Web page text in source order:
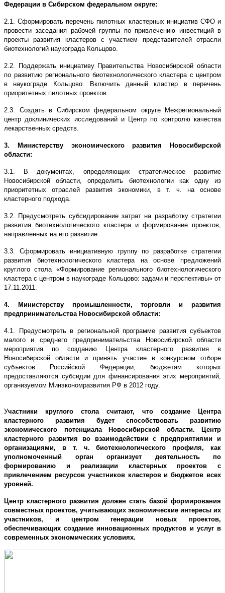
Федерации в Сибирском федеральном округе:
2.1. Сформировать перечень пилотных кластерных инициатив СФО и
провести заседания рабочей группы по привлечению инвестиций в
проекты развития кластеров с участием представителей отрасли
биотехнологий наукограда Кольцово.
2.2. Поддержать инициативу Правительства Новосибирской области
по развитию регионального биотехнологического кластера с центром
в наукограде Кольцово. Включить данный кластер в перечень
приоритетных пилотных проектов.
2.3. Создать в Сибирском федеральном округе Межрегиональный
центр доклинических исследований и Центр по контролю качества
лекарственных средств.
3. Министерству экономического развития Новосибирской
области:
3.1. В документах, определяющих стратегическое развитие
Новосибирской области, определить биотехнологии как одну из
приоритетных отраслей развития экономики, в т. ч. на основе
кластерного подхода.
3.2. Предусмотреть субсидирование затрат на разработку стратегии
развития биотехнологического кластера и формирование проектов,
направленных на его развитие.
3.3. Сформировать инициативную группу по разработке стратегии
развития биотехнологического кластера на основе предложений
круглого стола «Формирование регионального биотехнологического
кластера с центром в наукограде Кольцово: задачи и перспективы» от
17.11.2011.
4. Министерству промышленности, торговли и развития
предпринимательства Новосибирской области:
4.1. Предусмотреть в региональной программе развития субъектов
малого и среднего предпринимательства Новосибирской области
мероприятия по созданию Центра кластерного развития в
Новосибирской области и принять участие в конкурсном отборе
субъектов Российской Федерации, бюджетам которых
предоставляются субсидии для финансирования этих мероприятий,
организуемом Минэкономразвития РФ в 2012 году.
Участники круглого стола считают, что создание Центра
кластерного развития будет способствовать развитию
экономического потенциала Новосибирской области. Центр
кластерного развития во взаимодействии с предприятиями и
организациями, в т. ч. биотехнологического профиля, как
уполномоченный орган организует деятельность по
формированию и реализации кластерных проектов с
привлечением ресурсов участников кластеров и бюджетов всех
уровней.
Центр кластерного развития должен стать базой формирования
совместных проектов, учитывающих экономические интересы их
участников, и центром генерации новых проектов,
обеспечивающих создание инновационных продуктов и услуг в
современных экономических условиях.